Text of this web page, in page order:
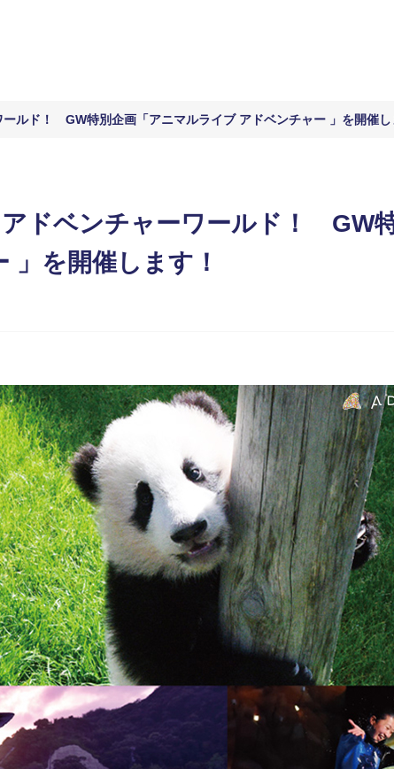
ルド！ GW特別企画「アニマルライブ アドベンチャー 」を開催し
ドベンチャーワールド！ GW
」を開催します！